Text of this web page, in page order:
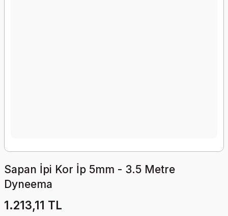
Sapan İpi Kor İp 5mm - 3.5 Metre
Dyneema
1.213,11 TL